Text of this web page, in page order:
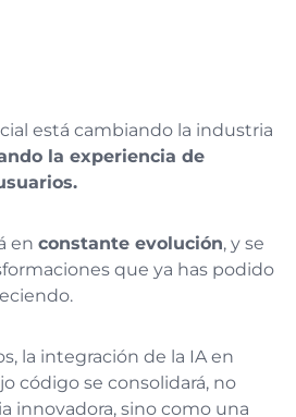
está cambiando la industria
la experiencia de
en constante evolución, y se
que ya has podido
la integración de la IA en
código se consolidará, no
innovadora, sino como una